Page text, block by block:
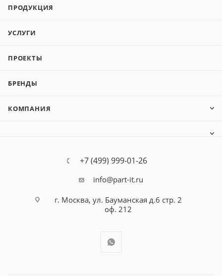
ПРОДУКЦИЯ
УСЛУГИ
ПРОЕКТЫ
БРЕНДЫ
КОМПАНИЯ
+7 (499) 999-01-26
info@part-it.ru
г. Москва, ул. Бауманская д.6 стр. 2
оф. 212